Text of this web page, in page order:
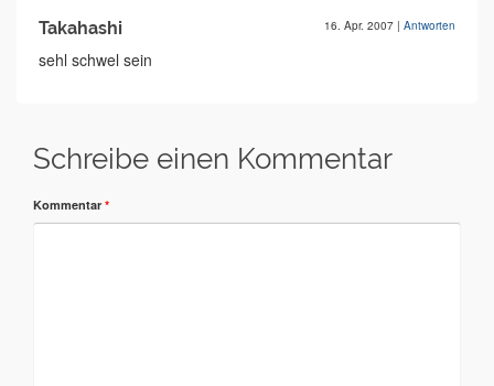
Takahashi 16. Apr. 2007 | Antworten
sehl schwel sein
Schreibe einen Kommentar
Kommentar *